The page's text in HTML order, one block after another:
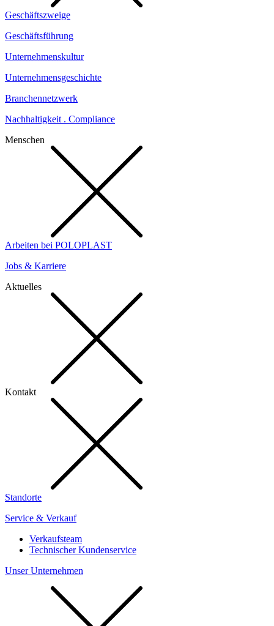
Geschäftszweige
Geschäftsführung
Unternehmenskultur
Unternehmensgeschichte
Branchennetzwerk
Nachhaltigkeit . Compliance
Menschen
Arbeiten bei POLOPLAST
Jobs & Karriere
Aktuelles
Kontakt
Standorte
Service & Verkauf
Verkaufsteam
Technischer Kundenservice
Unser Unternehmen